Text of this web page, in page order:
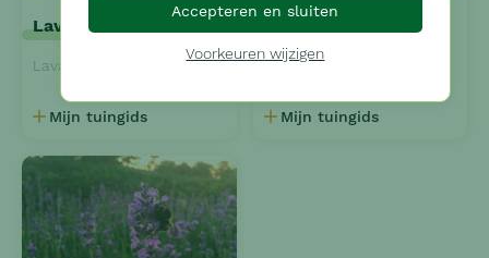
Lavendel
Lavandula angustifolia 'Munstead'
Mijn tuingids Mijn tuingids
Accepteren en sluiten
Voorkeuren wijzigen